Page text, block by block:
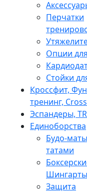
Перчатки
Опции
Стойки
Кроссфит,
тренинг,
Эспандеры,
Единоборства
Будо-
татами
Шингарты
Защита